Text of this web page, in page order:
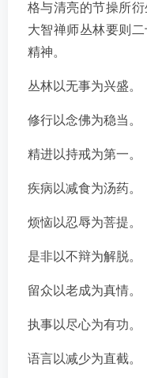
格与清亮的节操所
大智禅师丛林要则
精神。
丛林以无事为兴盛。
修行以念佛为稳当。
精进以持戒为第一。
疾病以减食为汤药。
烦恼以忍辱为菩提。
是非以不辩为解脱。
留众以老成为真情。
执事以尽心为有功。
语言以减少为直截。